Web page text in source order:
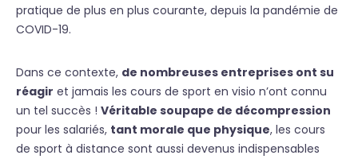
pratique de plus en plus courante, depuis la pandémie de
COVID-19.
Dans ce contexte, de nombreuses entreprises ont su
réagir et jamais les cours de sport en visio n’ont connu
un tel succès ! Véritable soupape de décompression
pour les salariés, tant morale que physique, les cours
de sport à distance sont aussi devenus indispensables